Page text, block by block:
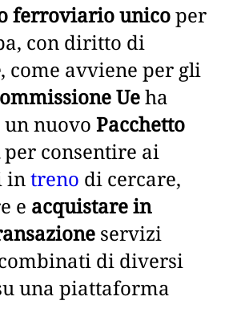
ferroviario unicoper
con diritto di
, come avviene per gli
Ueha
nuovo Pacchetto
per consentire ai
intreno di cercare,
e acquistare in
servizi
di diversi
una piattaforma